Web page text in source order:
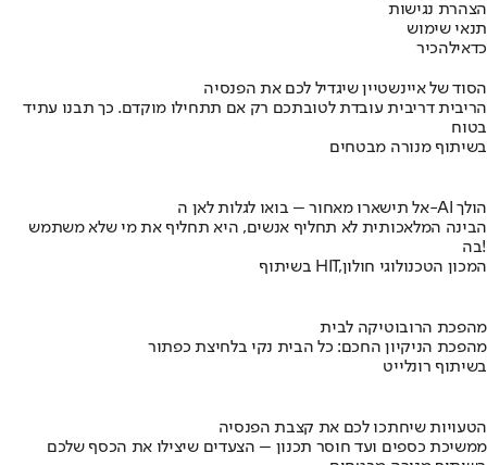
הצהרת נגישות
תנאי שימוש
כדאילהכיר
הסוד של איינשטיין שיגדיל לכם את הפנסיה
הריבית דריבית עובדת לטובתכם רק אם תתחילו מוקדם. כך תבנו עתיד
בטוח
בשיתוף מנורה מבטחים
אל תישארו מאחור – בואו לגלות לאן ה-AI הולך
הבינה המלאכותית לא תחליף אנשים, היא תחליף את מי שלא משתמש
בה!
בשיתוף HIT,המכון הטכנולוגי חולון
מהפכת הרובוטיקה לבית
מהפכת הניקיון החכם: כל הבית נקי בלחיצת כפתור
בשיתוף רונלייט
הטעויות שיחתכו לכם את קצבת הפנסיה
ממשיכת כספים ועד חוסר תכנון – הצעדים שיצילו את הכסף שלכם